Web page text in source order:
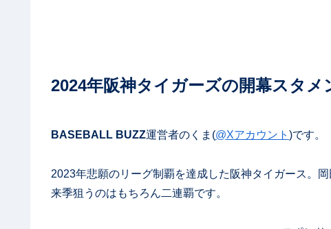
2024年阪神タイガーズの開幕スタメ
BASEBALL BUZZ運営者のくま(@Xアカウント )です。
2023年悲願のリーグ制覇を達成した阪神タイガース。
来季狙うのはもちろん二連覇です。